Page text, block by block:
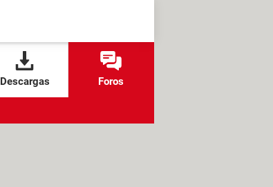
Descargas Foros